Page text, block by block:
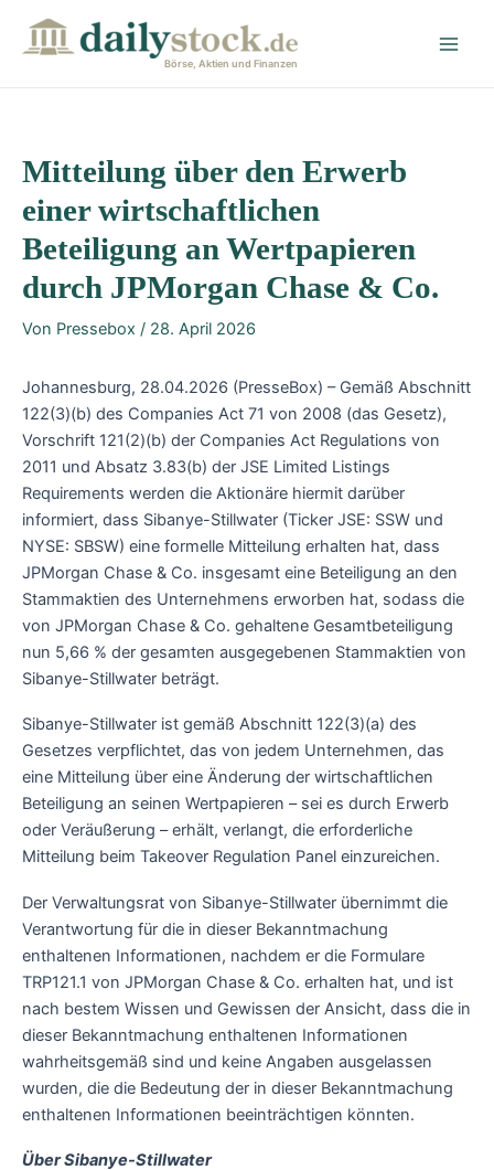
Börse, Aktien und Finanzen
Mitteilung über den Erwerb
einer wirtschaftlichen
Beteiligung an Wertpapieren
durch JPMorgan Chase & Co.
Von Pressebox / 28. April 2026
Johannesburg, 28.04.2026 (PresseBox) – Gemäß Abschnitt
122(3)(b) des Companies Act 71 von 2008 (das Gesetz),
Vorschrift 121(2)(b) der Companies Act Regulations von
2011 und Absatz 3.83(b) der JSE Limited Listings
Requirements werden die Aktionäre hiermit darüber
informiert, dass Sibanye-Stillwater (Ticker JSE: SSW und
NYSE: SBSW) eine formelle Mitteilung erhalten hat, dass
JPMorgan Chase & Co. insgesamt eine Beteiligung an den
Stammaktien des Unternehmens erworben hat, sodass die
von JPMorgan Chase & Co. gehaltene Gesamtbeteiligung
nun 5,66 % der gesamten ausgegebenen Stammaktien von
Sibanye-Stillwater beträgt.
Sibanye-Stillwater ist gemäß Abschnitt 122(3)(a) des
Gesetzes verpflichtet, das von jedem Unternehmen, das
eine Mitteilung über eine Änderung der wirtschaftlichen
Beteiligung an seinen Wertpapieren – sei es durch Erwerb
oder Veräußerung – erhält, verlangt, die erforderliche
Mitteilung beim Takeover Regulation Panel einzureichen.
Der Verwaltungsrat von Sibanye-Stillwater übernimmt die
Verantwortung für die in dieser Bekanntmachung
enthaltenen Informationen, nachdem er die Formulare
TRP121.1 von JPMorgan Chase & Co. erhalten hat, und ist
nach bestem Wissen und Gewissen der Ansicht, dass die in
dieser Bekanntmachung enthaltenen Informationen
wahrheitsgemäß sind und keine Angaben ausgelassen
wurden, die die Bedeutung der in dieser Bekanntmachung
enthaltenen Informationen beeinträchtigen könnten.
Über Sibanye-Stillwater